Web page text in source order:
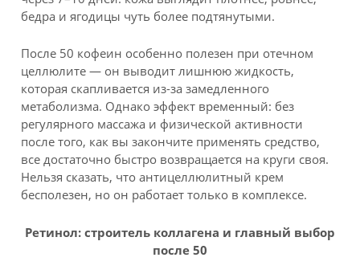
бедра и ягодицы чуть более подтянутыми.
После 50 кофеин особенно полезен при отечном
целлюлите — он выводит лишнюю жидкость,
которая скапливается из-за замедленного
метаболизма. Однако эффект временный: без
регулярного массажа и физической активности
после того, как вы закончите применять средство,
все достаточно быстро возвращается на круги своя.
Нельзя сказать, что антицеллюлитный крем
бесполезен, но он работает только в комплексе.
Ретинол: строитель коллагена и главный выбор
после 50